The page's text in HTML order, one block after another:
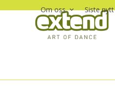
Om oss Siste nytt